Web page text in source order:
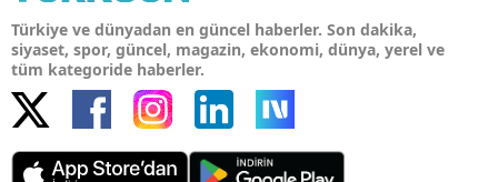
Türkiye ve dünyadan en güncel haberler. Son dakika,
siyaset, spor, güncel, magazin, ekonomi, dünya, yerel ve
tüm kategoride haberler.